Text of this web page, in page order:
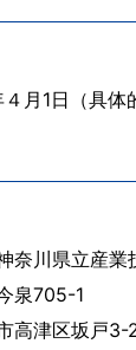
月1日（具体
奈川県立産業
泉705-1
高津区坂戸3-